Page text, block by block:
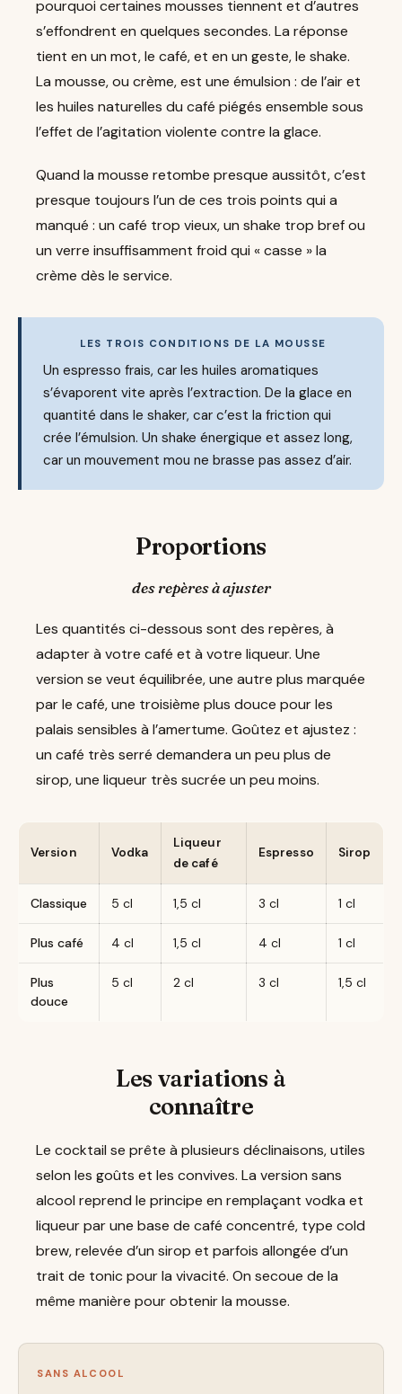
pourquoi certaines mousses tiennent et d’autres
s’effondrent en quelques secondes. La réponse
tient en un mot, le café, et en un geste, le shake.
La mousse, ou crème, est une émulsion : de l’air et
les huiles naturelles du café piégés ensemble sous
l’effet de l’agitation violente contre la glace.
Quand la mousse retombe presque aussitôt, c’est
presque toujours l’un de ces trois points qui a
manqué : un café trop vieux, un shake trop bref ou
un verre insuffisamment froid qui « casse » la
crème dès le service.
LES TROIS CONDITIONS DE LA MOUSSE
Un espresso frais, car les huiles aromatiques
s’évaporent vite après l’extraction. De la glace en
quantité dans le shaker, car c’est la friction qui
crée l’émulsion. Un shake énergique et assez long,
car un mouvement mou ne brasse pas assez d’air.
Proportions
des repères à ajuster
Les quantités ci-dessous sont des repères, à
adapter à votre café et à votre liqueur. Une
version se veut équilibrée, une autre plus marquée
par le café, une troisième plus douce pour les
palais sensibles à l’amertume. Goûtez et ajustez :
un café très serré demandera un peu plus de
sirop, une liqueur très sucrée un peu moins.
Version Vodka
Liqueur
de café
Espresso Sirop
Classique 5 cl 1,5 cl 3 cl 1 cl
Plus café 4 cl 1,5 cl 4 cl 1 cl
Plus
douce
5 cl 2 cl 3 cl 1,5 cl
Les variations à
connaître
Le cocktail se prête à plusieurs déclinaisons, utiles
selon les goûts et les convives. La version sans
alcool reprend le principe en remplaçant vodka et
liqueur par une base de café concentré, type cold
brew, relevée d’un sirop et parfois allongée d’un
trait de tonic pour la vivacité. On secoue de la
même manière pour obtenir la mousse.
SANS ALCOOL